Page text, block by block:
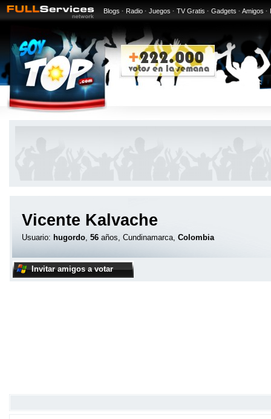
Blogs · Radio · Juegos · TV Gratis · Gadgets · Amigos ·
Vicente Kalvache
Usuario: hugordo, 56 años, Cundinamarca, Colombia
Invitar amigos a votar